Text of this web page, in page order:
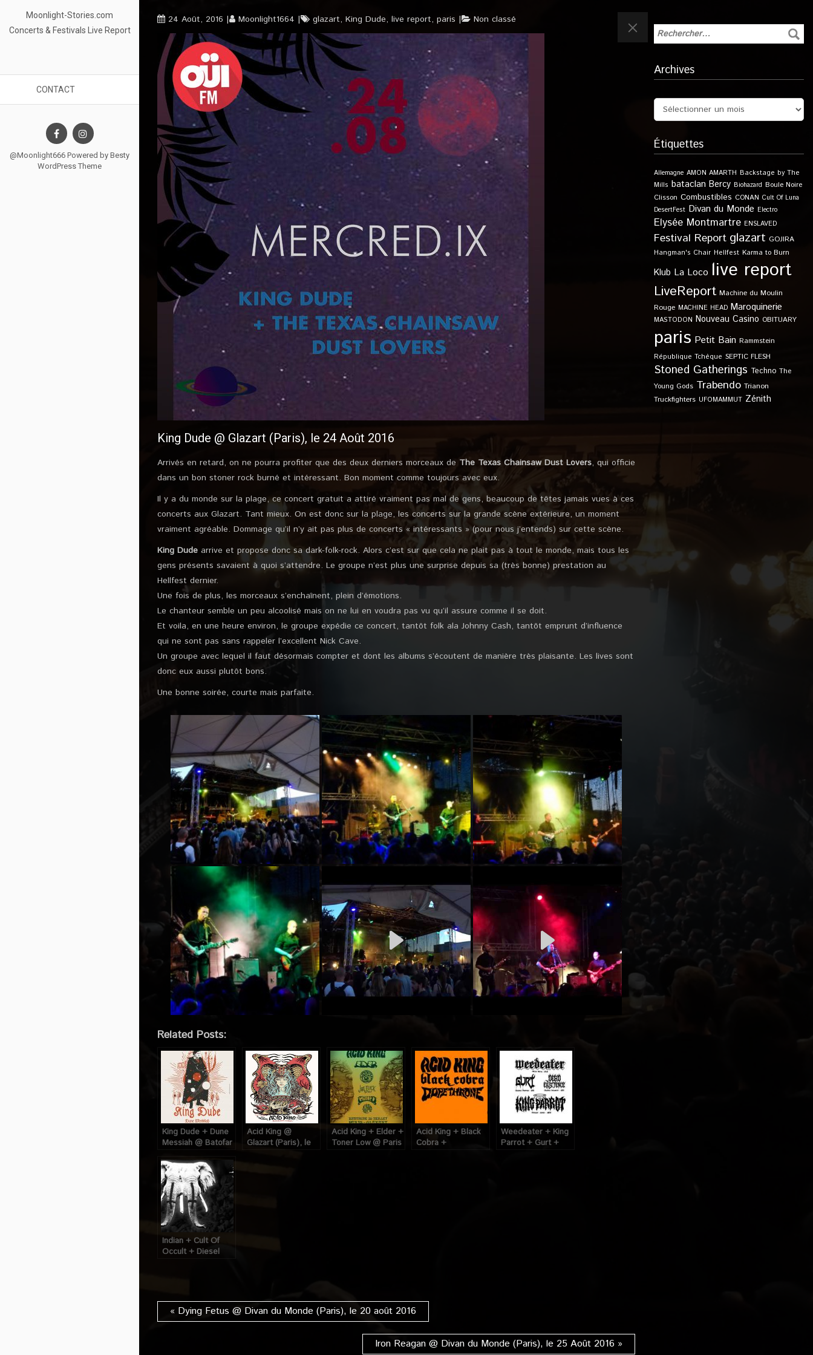
Moonlight-Stories.com
Concerts & Festivals Live Report
CONTACT
@Moonlight666 Powered by Besty
WordPress Theme
24 Août, 2016 Moonlight1664 glazart, King Dude, live report, paris Non classé
King Dude @ Glazart (Paris), le 24 Août 2016
Arrivés en retard, on ne pourra profiter que des deux derniers morceaux de The Texas Chainsaw Dust Lovers, qui officie
dans un bon stoner rock burné et intéressant. Bon moment comme toujours avec eux.
Il y a du monde sur la plage, ce concert gratuit a attiré vraiment pas mal de gens, beaucoup de têtes jamais vues à ces
concerts aux Glazart. Tant mieux. On est donc sur la plage, les concerts sur la grande scène extérieure, un moment
vraiment agréable. Dommage qu’il n’y ait pas plus de concerts « intéressants » (pour nous j’entends) sur cette scène.
King Dude arrive et propose donc sa dark-folk-rock. Alors c’est sur que cela ne plait pas à tout le monde, mais tous les
gens présents savaient à quoi s’attendre. Le groupe n’est plus une surprise depuis sa (très bonne) prestation au
Hellfest dernier.
Une fois de plus, les morceaux s’enchaînent, plein d’émotions.
Le chanteur semble un peu alcoolisé mais on ne lui en voudra pas vu qu’il assure comme il se doit.
Et voila, en une heure environ, le groupe expédie ce concert, tantôt folk ala Johnny Cash, tantôt emprunt d’influence
qui ne sont pas sans rappeler l’excellent Nick Cave.
Un groupe avec lequel il faut désormais compter et dont les albums s’écoutent de manière très plaisante. Les lives sont
donc eux aussi plutôt bons.
Une bonne soirée, courte mais parfaite.
Related Posts:
King Dude + Dune
Messiah @ Batofar
2017
Acid King @
Glazart (Paris), le
Acid King + Elder +
Toner Low @ Paris
Acid King + Black
Cobra +
Weedeater + King
Parrot + Gurt +
Indian + Cult Of
Occult + Diesel
« Dying Fetus @ Divan du Monde (Paris), le 20 août 2016
Iron Reagan @ Divan du Monde (Paris), le 25 Août 2016 »
Archives
Étiquettes
Allemagne AMON AMARTH Backstage by The
Mills bataclan Bercy Biohazard Boule Noire
Clisson Combustibles CONAN Cult Of Luna
DesertFest Divan du Monde Electro
Elysée Montmartre ENSLAVED
Festival Report glazart GOJIRA
Hangman's Chair Hellfest Karma to Burn
Klub La Loco live report
LiveReport Machine du Moulin
Rouge MACHINE HEAD Maroquinerie
MASTODON Nouveau Casino OBITUARY
paris Petit Bain Rammstein
République Tchèque SEPTIC FLESH
Stoned Gatherings Techno The
Young Gods Trabendo Trianon
Truckfighters UFOMAMMUT Zénith